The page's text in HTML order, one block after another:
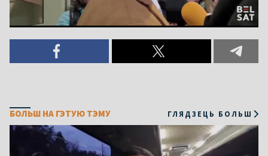
БОЛЬШ НА ГЭТУЮ ТЭМУ ГЛЯДЗЕЦЬ БОЛЬШ